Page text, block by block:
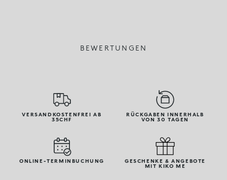
BEWERTUNGEN
VERSANDKOSTENFREI AB
35CHF
RÜCKGABEN INNERHALB
VON 30 TAGEN
ONLINE-TERMINBUCHUNG
GESCHENKE & ANGEBOTE
MIT KIKO ME